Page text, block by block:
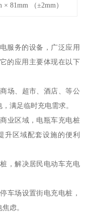
× 81mm （±2mm）
服务的设备，广泛应用
的应用主要体现在以下
场、超市、酒店、等公
满足临时充电需求。
业区域，电瓶车充电桩
升区域配套设施的便利
，解决居民电动车充电
车场设置街电充电桩，
虑。